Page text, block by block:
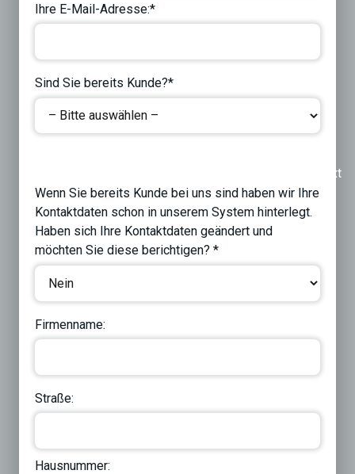
Ihre E-Mail-Adresse:*
Sind Sie bereits Kunde?*
Next
Wenn Sie bereits Kunde bei uns sind haben wir Ihre
Kontaktdaten schon in unserem System hinterlegt.
Haben sich Ihre Kontaktdaten geändert und
möchten Sie diese berichtigen? *
Firmenname:
Straße:
Hausnummer: